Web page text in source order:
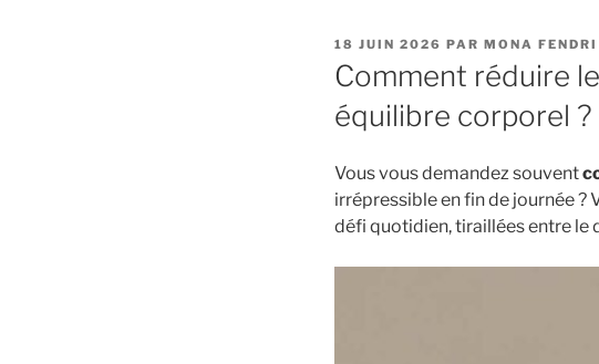
PUBLIÉ
LE
18 JUIN 2026 PAR MONA FENDRI
Comment réduire
équilibre corporel ?
Vous vous demandez souvent
irrépressible en fin de journée ?
défi quotidien, tiraillées entre le